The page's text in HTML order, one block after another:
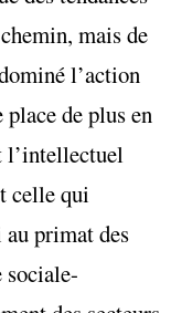
mais de
l’action
de plus en
l’intellectuel
celle qui
primat des
sociale-